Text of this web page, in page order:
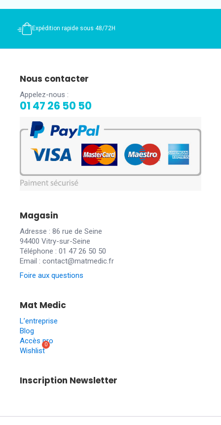
Expédition rapide sous 48/72H
Nous contacter
Appelez-nous :
01 47 26 50 50
Magasin
Adresse : 86 rue de Seine
94400 Vitry-sur-Seine
Téléphone : 01 47 26 50 50
Email : contact@matmedic.fr
Foire aux questions
Mat Medic
L’entreprise
Blog
Accès pro
Wishlist
Inscription Newsletter